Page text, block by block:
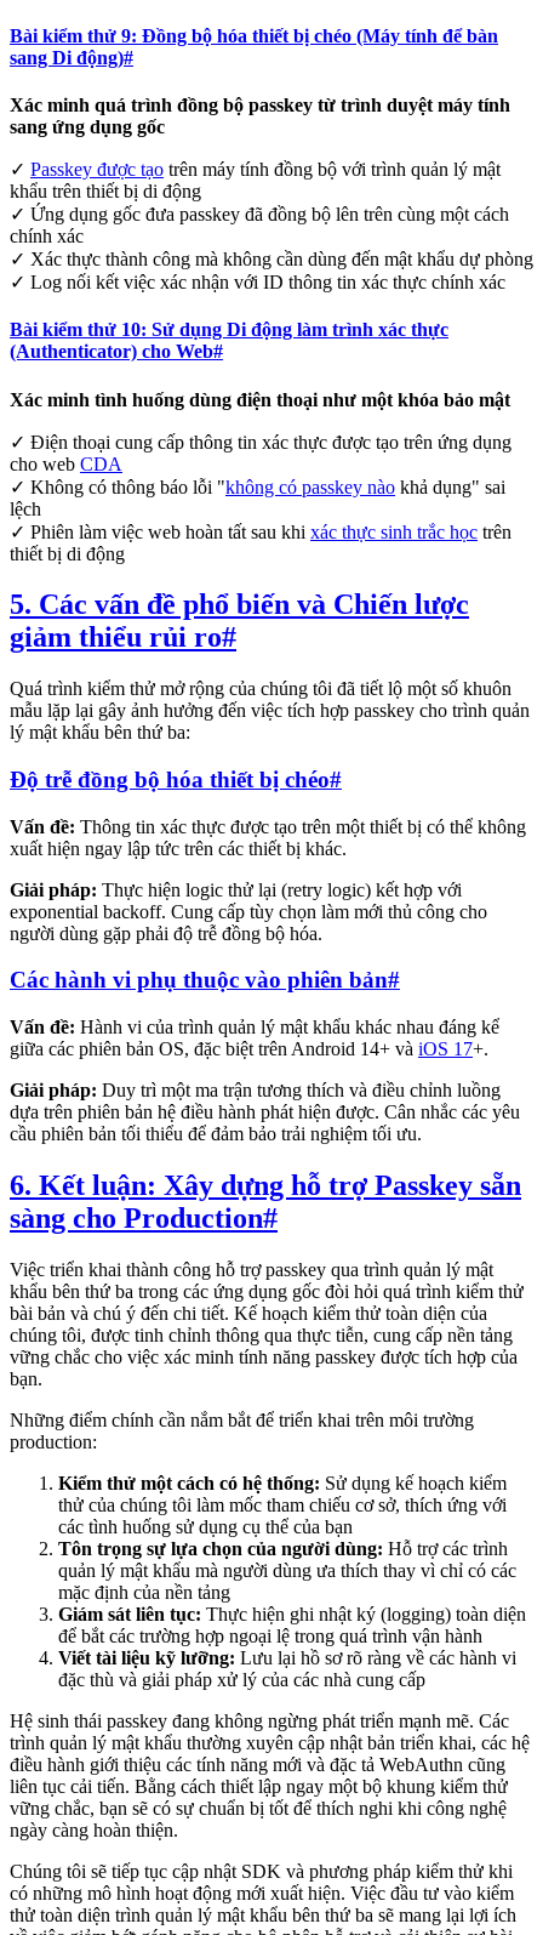
Bài kiểm thử 9: Đồng bộ hóa thiết bị chéo (Máy tính để bàn
sang Di động)#
Xác minh quá trình đồng bộ passkey từ trình duyệt máy tính
sang ứng dụng gốc
✓ Passkey được tạo trên máy tính đồng bộ với trình quản lý mật
khẩu trên thiết bị di động
✓ Ứng dụng gốc đưa passkey đã đồng bộ lên trên cùng một cách
chính xác
✓ Xác thực thành công mà không cần dùng đến mật khẩu dự phòng
✓ Log nối kết việc xác nhận với ID thông tin xác thực chính xác
Bài kiểm thử 10: Sử dụng Di động làm trình xác thực
(Authenticator) cho Web#
Xác minh tình huống dùng điện thoại như một khóa bảo mật
✓ Điện thoại cung cấp thông tin xác thực được tạo trên ứng dụng
cho web CDA
✓ Không có thông báo lỗi "không có passkey nào khả dụng" sai
lệch
✓ Phiên làm việc web hoàn tất sau khi xác thực sinh trắc học trên
thiết bị di động
5. Các vấn đề phổ biến và Chiến lược
giảm thiểu rủi ro#
Quá trình kiểm thử mở rộng của chúng tôi đã tiết lộ một số khuôn
mẫu lặp lại gây ảnh hưởng đến việc tích hợp passkey cho trình quản
lý mật khẩu bên thứ ba:
Độ trễ đồng bộ hóa thiết bị chéo#
Vấn đề: Thông tin xác thực được tạo trên một thiết bị có thể không
xuất hiện ngay lập tức trên các thiết bị khác.
Giải pháp: Thực hiện logic thử lại (retry logic) kết hợp với
exponential backoff. Cung cấp tùy chọn làm mới thủ công cho
người dùng gặp phải độ trễ đồng bộ hóa.
Các hành vi phụ thuộc vào phiên bản#
Vấn đề: Hành vi của trình quản lý mật khẩu khác nhau đáng kể
giữa các phiên bản OS, đặc biệt trên Android 14+ và iOS 17+.
Giải pháp: Duy trì một ma trận tương thích và điều chỉnh luồng
dựa trên phiên bản hệ điều hành phát hiện được. Cân nhắc các yêu
cầu phiên bản tối thiểu để đảm bảo trải nghiệm tối ưu.
6. Kết luận: Xây dựng hỗ trợ Passkey sẵn
sàng cho Production#
Việc triển khai thành công hỗ trợ passkey qua trình quản lý mật
khẩu bên thứ ba trong các ứng dụng gốc đòi hỏi quá trình kiểm thử
bài bản và chú ý đến chi tiết. Kế hoạch kiểm thử toàn diện của
chúng tôi, được tinh chỉnh thông qua thực tiễn, cung cấp nền tảng
vững chắc cho việc xác minh tính năng passkey được tích hợp của
bạn.
Những điểm chính cần nắm bắt để triển khai trên môi trường
production:
Kiểm thử một cách có hệ thống: Sử dụng kế hoạch kiểm
thử của chúng tôi làm mốc tham chiếu cơ sở, thích ứng với
các tình huống sử dụng cụ thể của bạn
Tôn trọng sự lựa chọn của người dùng: Hỗ trợ các trình
quản lý mật khẩu mà người dùng ưa thích thay vì chỉ có các
mặc định của nền tảng
Giám sát liên tục: Thực hiện ghi nhật ký (logging) toàn diện
để bắt các trường hợp ngoại lệ trong quá trình vận hành
Viết tài liệu kỹ lưỡng: Lưu lại hồ sơ rõ ràng về các hành vi
đặc thù và giải pháp xử lý của các nhà cung cấp
Hệ sinh thái passkey đang không ngừng phát triển mạnh mẽ. Các
trình quản lý mật khẩu thường xuyên cập nhật bản triển khai, các hệ
điều hành giới thiệu các tính năng mới và đặc tả WebAuthn cũng
liên tục cải tiến. Bằng cách thiết lập ngay một bộ khung kiểm thử
vững chắc, bạn sẽ có sự chuẩn bị tốt để thích nghi khi công nghệ
ngày càng hoàn thiện.
Chúng tôi sẽ tiếp tục cập nhật SDK và phương pháp kiểm thử khi
có những mô hình hoạt động mới xuất hiện. Việc đầu tư vào kiểm
thử toàn diện trình quản lý mật khẩu bên thứ ba sẽ mang lại lợi ích